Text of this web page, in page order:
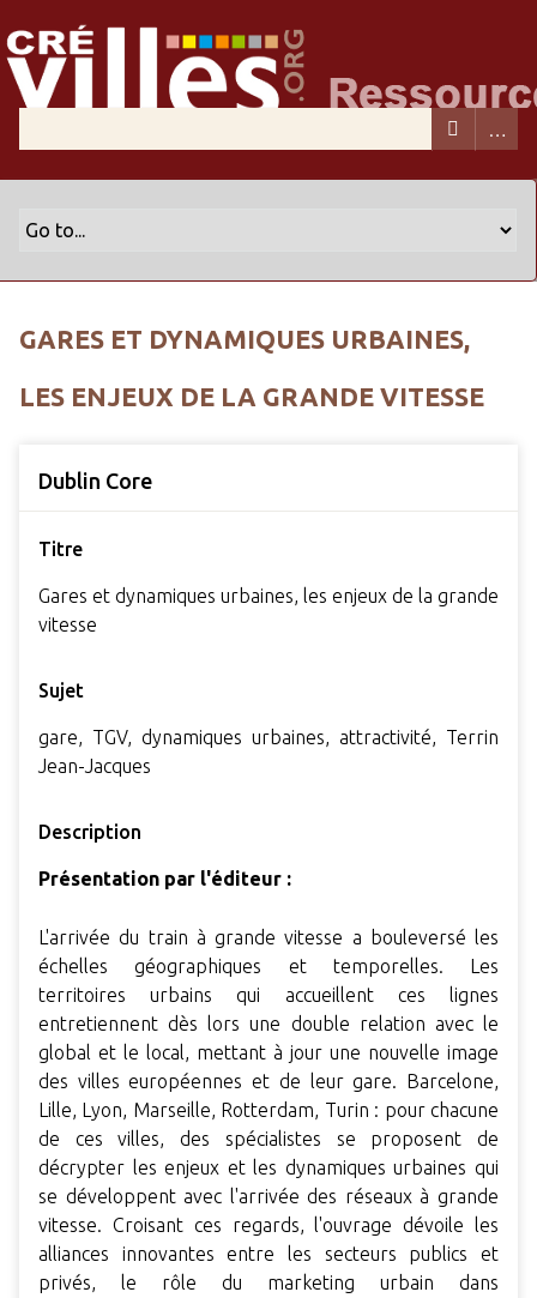
GARES ET DYNAMIQUES URBAINES,
LES ENJEUX DE LA GRANDE VITESSE
Dublin Core
Titre
Gares et dynamiques urbaines, les enjeux de la grande
vitesse
Sujet
gare, TGV, dynamiques urbaines, attractivité, Terrin
Jean-Jacques
Description
Présentation par l'éditeur :
L'arrivée du train à grande vitesse a bouleversé les
échelles géographiques et temporelles. Les
territoires urbains qui accueillent ces lignes
entretiennent dès lors une double relation avec le
global et le local, mettant à jour une nouvelle image
des villes européennes et de leur gare. Barcelone,
Lille, Lyon, Marseille, Rotterdam, Turin : pour chacune
de ces villes, des spécialistes se proposent de
décrypter les enjeux et les dynamiques urbaines qui
se développent avec l'arrivée des réseaux à grande
vitesse. Croisant ces regards, l'ouvrage dévoile les
alliances innovantes entre les secteurs publics et
privés, le rôle du marketing urbain dans